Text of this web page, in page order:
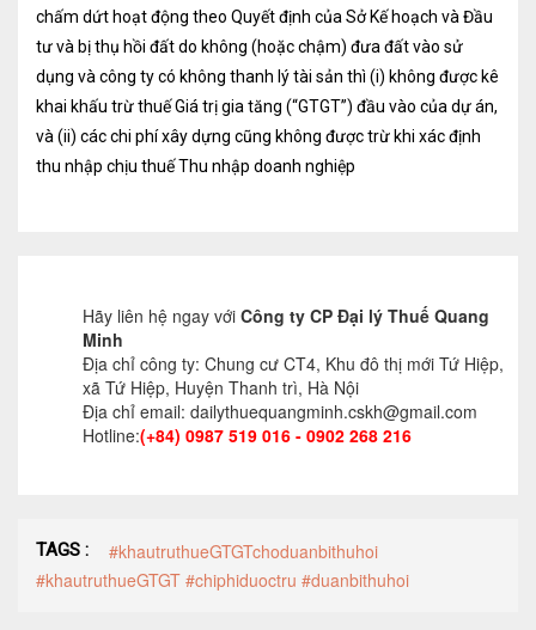
chấm dứt hoạt động theo Quyết định của Sở Kế hoạch và Đầu
tư và bị thụ hồi đất do không (hoặc chậm) đưa đất vào sử
dụng và công ty có không thanh lý tài sản thì (i) không được kê
khai khấu trừ thuế Giá trị gia tăng (“GTGT”) đầu vào của dự án,
và (ii) các chi phí xây dựng cũng không được trừ khi xác định
thu nhập chịu thuế Thu nhập doanh nghiệp
Hãy liên hệ ngay với Công ty CP Đại lý Thuế Quang
Minh
Địa chỉ công ty: Chung cư CT4, Khu đô thị mới Tứ Hiệp,
xã Tứ Hiệp, Huyện Thanh trì, Hà Nội
Địa chỉ email: dailythuequangminh.cskh@gmail.com
Hotline:(+84) 0987 519 016 - 0902 268 216
TAGS :
#khautruthueGTGTchoduanbithuhoi
#khautruthueGTGT #chiphiduoctru #duanbithuhoi